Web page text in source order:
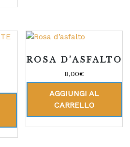
ROSA D’ASFALTO
8,00€
AGGIUNGI AL
CARRELLO